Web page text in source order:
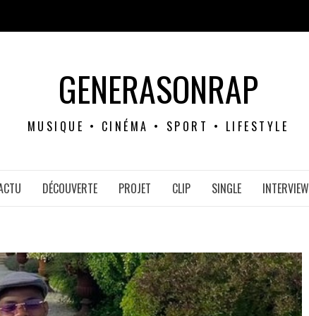
GENERASONRAP
MUSIQUE • CINÉMA • SPORT • LIFESTYLE
DÉCOUVERTE PROJET CLIP SINGLE INTERVIEW